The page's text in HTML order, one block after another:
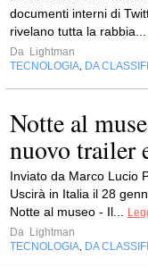
documenti interni di
rivelano tutta la rabbia...
Da Lightman
TECNOLOGIA DA
Notte al
nuovo trailer
Inviato da Marco Lucio
Uscirà in Italia il 28
Notte al museo - Il...
Da Lightman
TECNOLOGIA DA